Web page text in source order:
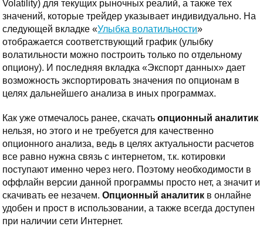
Volatility) для текущих рыночных реалий, а также тех
значений, которые трейдер указывает индивидуально. На
следующей вкладке «Улыбка волатильности»
отображается соответствующий график (улыбку
волатильности можно построить только по отдельному
опциону). И последняя вкладка «Экспорт данных» дает
возможность экспортировать значения по опционам в
целях дальнейшего анализа в иных программах.
Как уже отмечалось ранее, скачатьопционный аналитик
нельзя, но этого и не требуется для качественно
опционного анализа, ведь в целях актуальности расчетов
все равно нужна связь с интернетом, т.к. котировки
поступают именно через него. Поэтому необходимости в
оффлайн версии данной программы просто нет, а значит и
скачивать ее незачем.Опционный аналитик в онлайне
удобен и прост в использовании, а также всегда доступен
при наличии сети Интернет.